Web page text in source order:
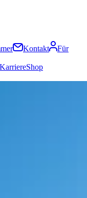
Kontakt
Für
KarriereShop